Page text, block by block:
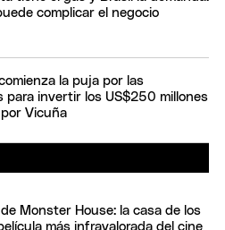
complicar el negocio
la puja por las
para invertir los US$250 millones
Vicuña
Monster House: la casa de los
más infravalorada del cine